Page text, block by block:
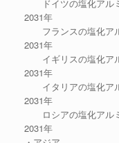
ドイツの塩化アルミ
2031年
フランスの塩化アル
2031年
イギリスの塩化アル
2031年
イタリアの塩化アル
2031年
ロシアの塩化アルミ
2031年